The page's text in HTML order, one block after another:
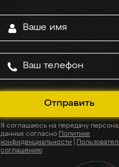
Отправить
Я соглашаюсь на передачу
данных согласно Политике
конфиденциальности
соглашению